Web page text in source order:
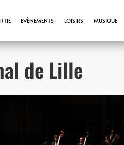
EVÈNEMENTS LOISIRS MUSIQUE
de Lille